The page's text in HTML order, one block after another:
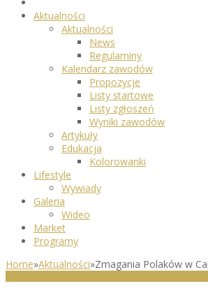
Aktualności
Aktualności
News
Regulaminy
Kalendarz zawodów
Propozycje
Listy startowe
Listy zgłoszeń
Wyniki zawodów
Artykuły
Edukacja
Kolorowanki
Lifestyle
Wywiady
Galeria
Wideo
Market
Programy
Home»Aktualności»Zmagania Polaków w